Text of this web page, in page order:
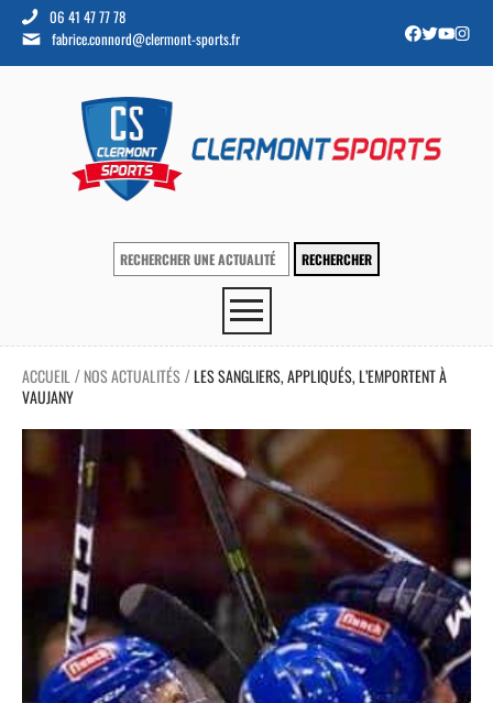
06 41 47 77 78
fabrice.connord@clermont-sports.fr
ACCUEIL / NOS ACTUALITÉS /LES SANGLIERS, APPLIQUÉS, L’EMPORTENT À
VAUJANY